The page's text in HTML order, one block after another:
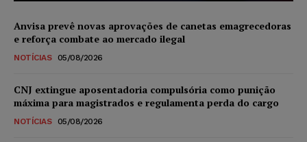
Anvisa prevê novas aprovações de canetas emagrecedoras
e reforça combate ao mercado ilegal
NOTÍCIAS 05/08/2026
CNJ extingue aposentadoria compulsória como punição
máxima para magistrados e regulamenta perda do cargo
NOTÍCIAS 05/08/2026